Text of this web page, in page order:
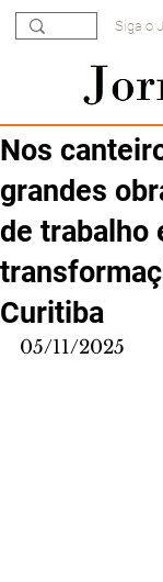
Siga o
Nos
grandes
de trabalho
Curitiba
05/11/2025